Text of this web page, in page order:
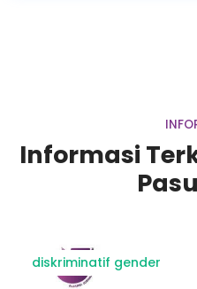
Informasi
diskriminatif gender